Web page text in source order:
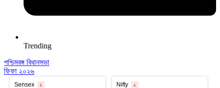
Trending
পশ্চিমবঙ্গ বিধানসভা
ফিফা ২০২৬